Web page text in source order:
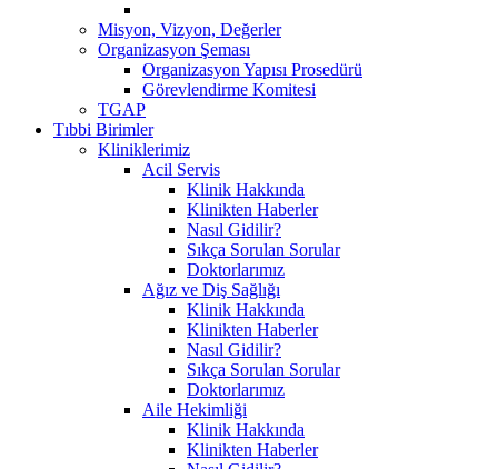
Misyon, Vizyon, Değerler
Organizasyon Şeması
Organizasyon Yapısı Prosedürü
Görevlendirme Komitesi
TGAP
Tıbbi Birimler
Kliniklerimiz
Acil Servis
Klinik Hakkında
Klinikten Haberler
Nasıl Gidilir?
Sıkça Sorulan Sorular
Doktorlarımız
Ağız ve Diş Sağlığı
Klinik Hakkında
Klinikten Haberler
Nasıl Gidilir?
Sıkça Sorulan Sorular
Doktorlarımız
Aile Hekimliği
Klinik Hakkında
Klinikten Haberler